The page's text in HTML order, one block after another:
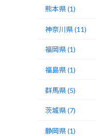
熊本県 (1)
神奈川県 (11)
福岡県 (1)
福島県 (1)
群馬県 (5)
茨城県 (7)
静岡県 (1)